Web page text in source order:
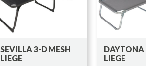
SEVILLA 3-D MESH
LIEGE
DAYTONA
LIEGE